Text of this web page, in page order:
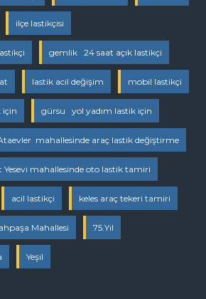
ilçe lastikçisi
gemlik 24 saat açık lastikçi
lastik acil değişim mobil lastikçi
için gürsu yol yadım lastik için
mahallesinde araç lastik değiştirme
mahallesinde oto lastik tamiri
acil lastikçi keles araç tekeri tamiri
Mahallesi 75.Yıl
Yeşil